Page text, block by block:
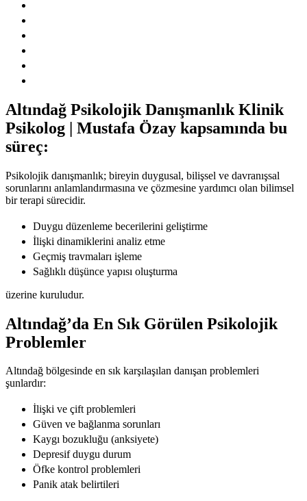
Altındağ Psikolojik Danışmanlık Klinik
Psikolog | Mustafa Özay kapsamında bu
süreç:
Psikolojik danışmanlık; bireyin duygusal, bilişsel ve davranışsal
sorunlarını anlamlandırmasına ve çözmesine yardımcı olan bilimsel
bir terapi sürecidir.
Duygu düzenleme becerilerini geliştirme
İlişki dinamiklerini analiz etme
Geçmiş travmaları işleme
Sağlıklı düşünce yapısı oluşturma
üzerine kuruludur.
Altındağ’da En Sık Görülen Psikolojik
Problemler
Altındağ bölgesinde en sık karşılaşılan danışan problemleri
şunlardır:
İlişki ve çift problemleri
Güven ve bağlanma sorunları
Kaygı bozukluğu (anksiyete)
Depresif duygu durum
Öfke kontrol problemleri
Panik atak belirtileri